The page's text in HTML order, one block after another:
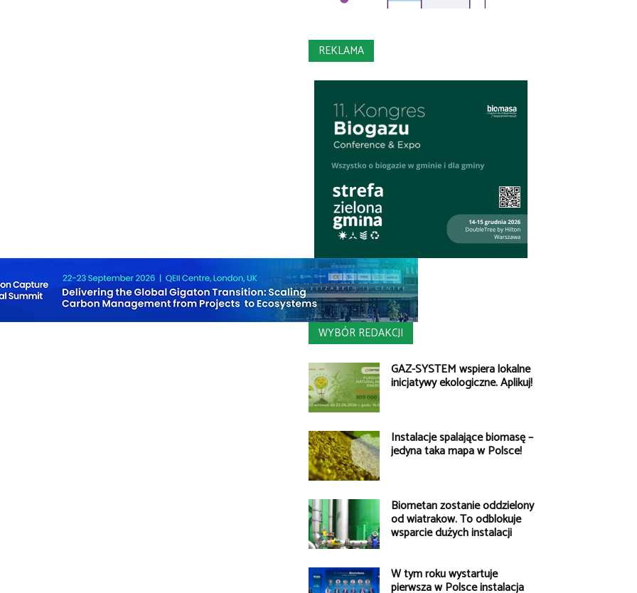
REKLAMA
WYBÓR REDAKCJI
GAZ-SYSTEM wspiera lokalne
inicjatywy ekologiczne. Aplikuj!
Instalacje spalające biomasę –
jedyna taka mapa w Polsce!
Biometan zostanie oddzielony
od wiatraków. To odblokuje
wsparcie dużych instalacji
W tym roku wystartuje
pierwsza w Polsce instalacja